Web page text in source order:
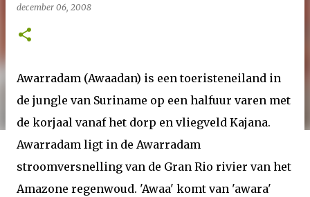
december 06, 2008
Awarradam (Awaadan) is een toeristeneiland in
de jungle van Suriname op een halfuur varen met
de korjaal vanaf het dorp en vliegveld Kajana.
Awarradam ligt in de Awarradam
stroomversnelling van de Gran Rio rivier van het
Amazone regenwoud. 'Awaa' komt van 'awara'